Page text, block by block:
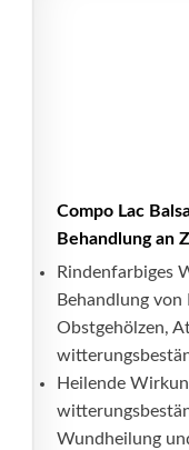
Compo Lac
Behandlung an
Rindenfarbiges
Behandlung
Obstgehölzen,
Heilende
Wundheilung